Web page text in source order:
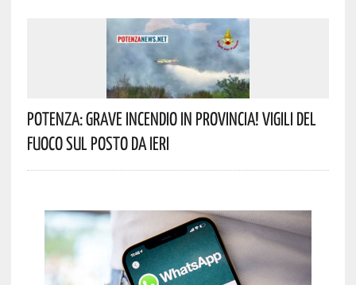
Potenza: Grave Incendio In Provincia! Vigili Del
Fuoco Sul Posto Da Ieri